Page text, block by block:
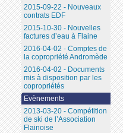
2015-09-22 - Nouveaux
contrats EDF
2015-10-30 - Nouvelles
factures d’eau à Flaine
2016-04-02 - Comptes de
la copropriété Andromède
2016-04-02 - Documents
mis à disposition par les
copropriétés
Evènements
2013-03-20 - Compétition
de ski de l’Association
Flainoise